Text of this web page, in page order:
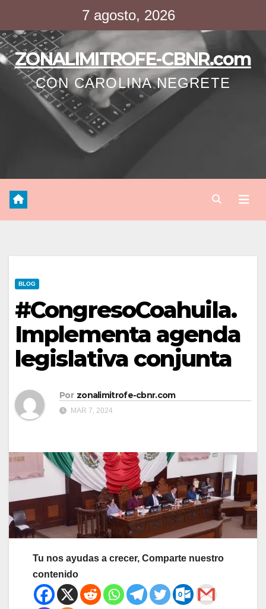
contenido
7 agosto, 2026
ZONALIMITROFE-CBNR.com
CON CAROLINA NEGRETE
BLOG
#CongresoCoahuila.
Implementa agenda
legislativa conjunta
Por zonalimitrofe-cbnr.com
MAR 7, 2024
Tu nos ayudas a crecer, Comparte nuestro
contenido